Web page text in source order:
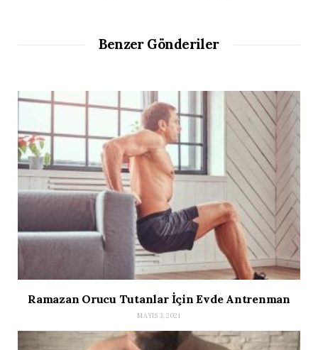
Benzer Gönderiler
Ramazan Orucu Tutanlar İçin Evde Antrenman
MAYIS 3, 2021